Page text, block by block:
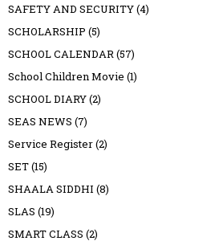
SAFETY AND SECURITY(4)
SCHOLARSHIP (5)
SCHOOL CALENDAR(57)
School Children Movie (1)
SCHOOL DIARY(2)
SEAS NEWS (7)
Service Register(2)
SET(15)
SHAALA SIDDHI (8)
SLAS (19)
SMART CLASS (2)